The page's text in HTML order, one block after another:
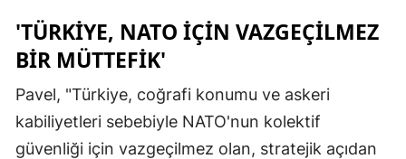
Kırklareli
Konya
'TÜRKIYE, NATO İÇIN VAZGEÇILMEZ
BIR MÜTTEFIK'
Pavel, "Türkiye, coğrafi konumu ve askeri
kabiliyetleri sebebiyle NATO'nun kolektif
güvenliği için vazgeçilmez olan, stratejik açıdan